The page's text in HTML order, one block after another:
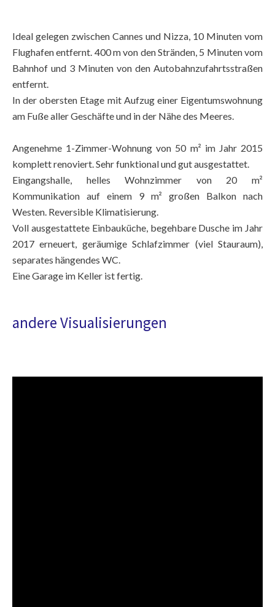
Ideal gelegen zwischen Cannes und Nizza, 10 Minuten vom
Flughafen entfernt. 400 m von den Stränden, 5 Minuten vom
Bahnhof und 3 Minuten von den Autobahnzufahrtsstraßen
entfernt.
In der obersten Etage mit Aufzug einer Eigentumswohnung
am Fuße aller Geschäfte und in der Nähe des Meeres.
Angenehme 1-Zimmer-Wohnung von 50 m² im Jahr 2015
komplett renoviert. Sehr funktional und gut ausgestattet.
Eingangshalle, helles Wohnzimmer von 20 m²
Kommunikation auf einem 9 m² großen Balkon nach
Westen. Reversible Klimatisierung.
Voll ausgestattete Einbauküche, begehbare Dusche im Jahr
2017 erneuert, geräumige Schlafzimmer (viel Stauraum),
separates hängendes WC.
Eine Garage im Keller ist fertig.
andere Visualisierungen